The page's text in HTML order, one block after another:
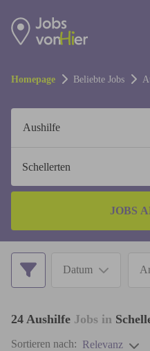
Homepage Beliebte Jobs
JOBS
Datum
24 Aushilfe Jobs in
Sortieren nach: Relevanz